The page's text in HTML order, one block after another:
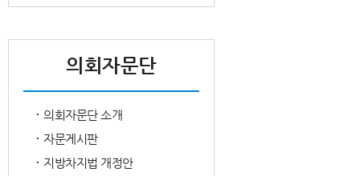
의회자문단
의회자문단 소개
자문게시판
지방차지법 개정안